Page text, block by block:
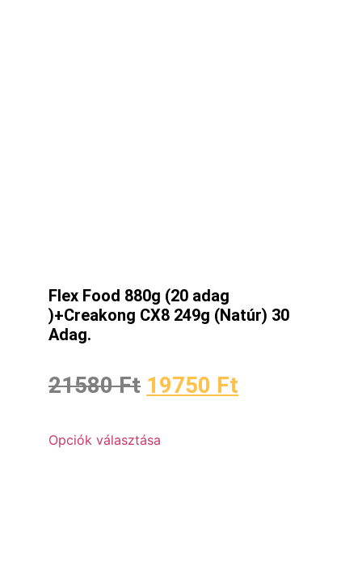
Flex Food 880g (20 adag
)+Creakong CX8 249g (Natúr) 30
Adag.
21580Ft 19750 Ft
Opciók választása